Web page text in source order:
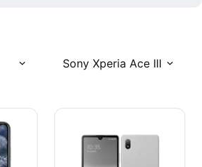
Sony Xperia Ace III